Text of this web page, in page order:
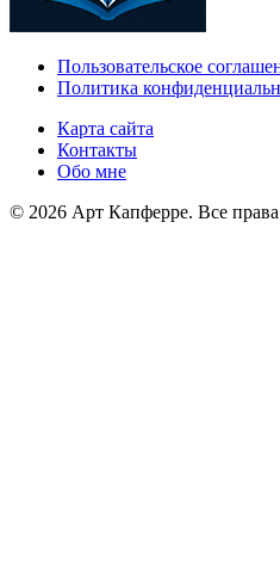
Пользовательское
Политика
Карта сайта
Контакты
Обо мне
© 2026 Арт Капферре. Все